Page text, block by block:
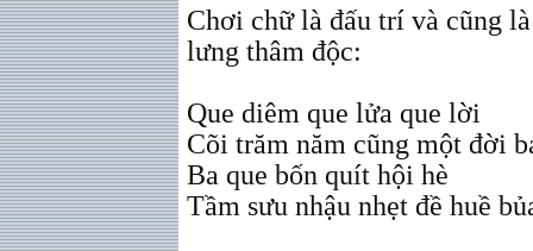
Chơi chữ là đấu trí và cũng
lưng thâm độc:
Que diêm que lửa que lời
Cõi trăm năm cũng một đời
Ba que bốn quít hội hè
Tầm sưu nhậu nhẹt đề huề